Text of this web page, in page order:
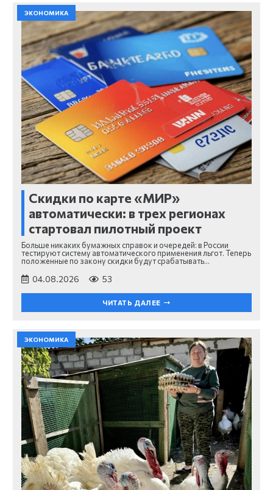
ЭКОНОМИКА
Скидки по карте «МИР»
автоматически: в трех регионах
стартовал пилотный проект
Больше никаких бумажных справок и очередей: в России
тестируют систему автоматического применения льгот. Теперь
положенные по закону скидки будут срабатывать…
04.08.2026 53
ЧИТАТЬ ДАЛЕЕ
ЭКОНОМИКА